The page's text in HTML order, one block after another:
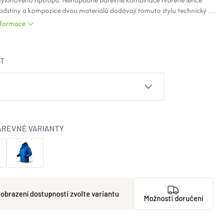
a kompozice dvou materiálů dodávají tomuto stylu technický a
Elastické prvky jsou i součástí vnitřního vypracovaní, což nabízí ještě
zvolte variantu
VARIANTY
Možnosti doručení